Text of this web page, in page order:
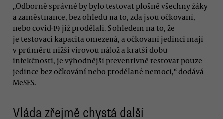
„Odborně správné by bylo testovat plošně všechny žáky
a zaměstnance, bez ohledu na to, zda jsou očkovaní,
nebo covid-19 již prodělali. S ohledem na to, že
je testovací kapacita omezená, a očkovaní jedinci mají
v průměru nižší virovou nálož a kratší dobu
infekčnosti, je výhodnější preventivně testovat pouze
jedince bez očkování nebo prodělané nemoci,“ dodává
MeSES.
Vláda zřejmě chystá další